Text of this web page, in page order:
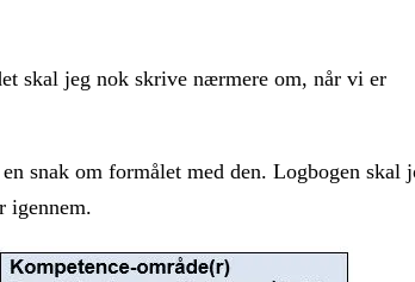
skal jeg nok skrive nærmere om, når vi er
snak om formålet med den. Logbogen skal
igennem.